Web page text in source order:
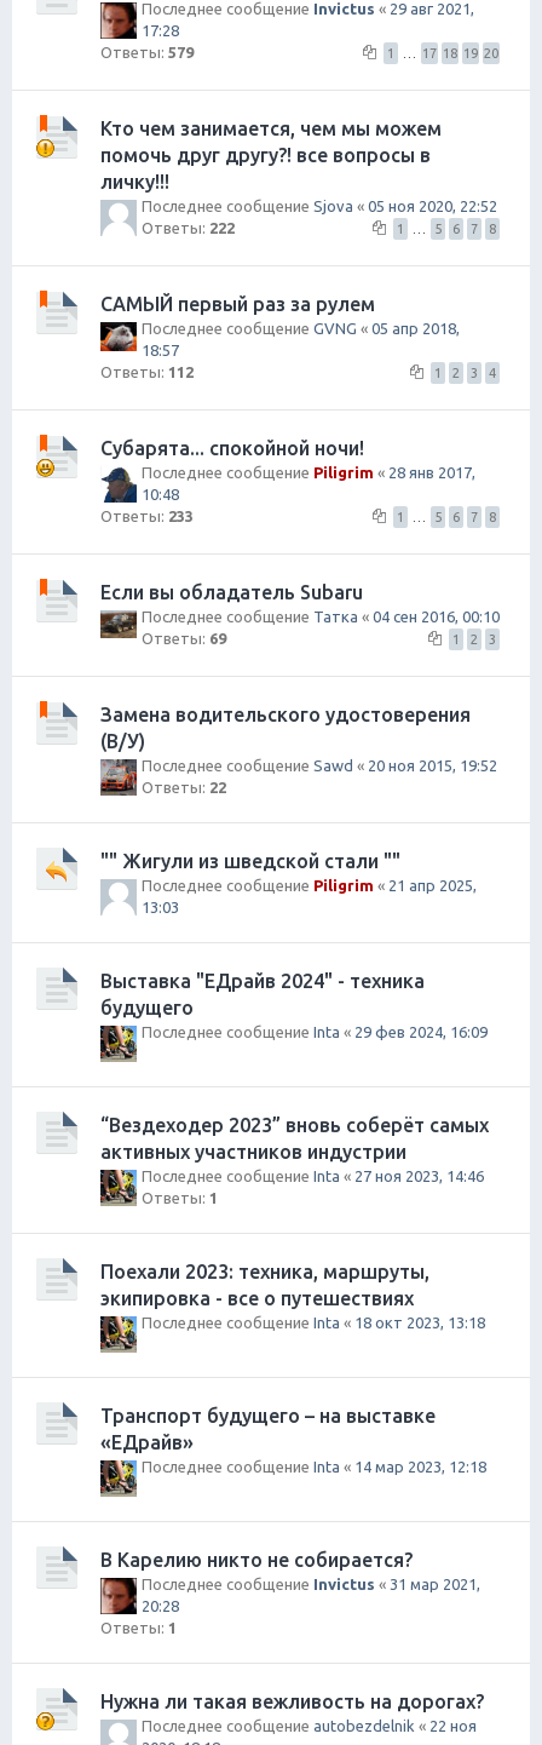
Последнее сообщение Invictus « 29 авг 2021,
17:28
Ответы: 579 1 17 18 19 20
Кто чем занимается, чем мы можем
помочь друг другу?! все вопросы в
личку!!!
Последнее сообщение Sjova « 05 ноя 2020, 22:52
Ответы: 222 1 5 6 7 8
САМЫЙ первый раз за рулем
Последнее сообщение GVNG « 05 апр 2018,
18:57
Ответы: 112 1 2 3 4
Субарята... спокойной ночи!
Последнее сообщение Piligrim « 28 янв 2017,
10:48
Ответы: 233 1 5 6 7 8
Если вы обладатель Subaru
Последнее сообщение Татка « 04 сен 2016, 00:10
Ответы: 69 1 2 3
Замена водительского удостоверения
(В/У)
Последнее сообщение Sawd « 20 ноя 2015, 19:52
Ответы: 22
"" Жигули из шведской стали ""
Последнее сообщение Piligrim « 21 апр 2025,
13:03
Выставка "ЕДрайв 2024" - техника
будущего
Последнее сообщение Inta « 29 фев 2024, 16:09
“Вездеходер 2023” вновь соберёт самых
активных участников индустрии
Последнее сообщение Inta « 27 ноя 2023, 14:46
Ответы: 1
Поехали 2023: техника, маршруты,
экипировка - все о путешествиях
Последнее сообщение Inta « 18 окт 2023, 13:18
Транспорт будущего – на выставке
«ЕДрайв»
Последнее сообщение Inta « 14 мар 2023, 12:18
В Карелию никто не собирается?
Последнее сообщение Invictus « 31 мар 2021,
20:28
Ответы: 1
Нужна ли такая вежливость на дорогах?
Последнее сообщение autobezdelnik « 22 ноя